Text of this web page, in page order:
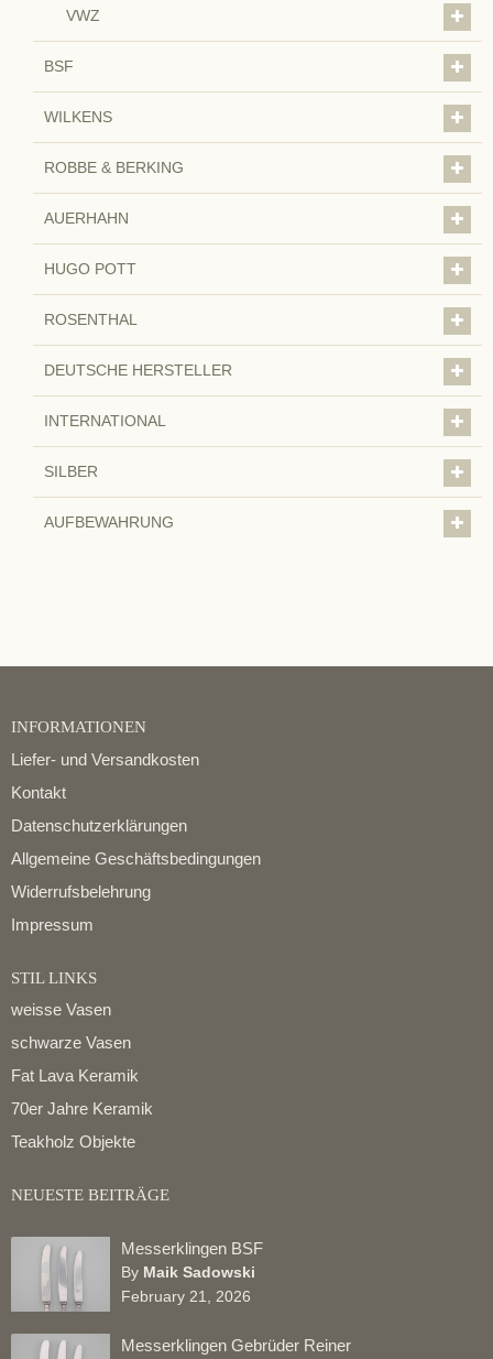
VWZ
BSF
WILKENS
ROBBE & BERKING
AUERHAHN
HUGO POTT
ROSENTHAL
DEUTSCHE HERSTELLER
INTERNATIONAL
SILBER
AUFBEWAHRUNG
INFORMATIONEN
Liefer- und Versandkosten
Kontakt
Datenschutzerklärungen
Allgemeine Geschäftsbedingungen
Widerrufsbelehrung
Impressum
STIL LINKS
weisse Vasen
schwarze Vasen
Fat Lava Keramik
70er Jahre Keramik
Teakholz Objekte
NEUESTE BEITRÄGE
Messerklingen BSF
By Maik Sadowski
February 21, 2026
Messerklingen Gebrüder Reiner